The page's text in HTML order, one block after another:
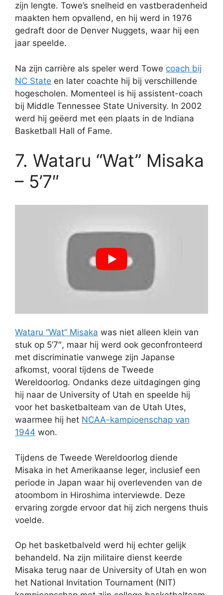
zijn lengte. Towe’s snelheid en vastberadenheid
maakten hem opvallend, en hij werd in 1976
gedraft door de Denver Nuggets, waar hij een
jaar speelde.
Na zijn carrière als speler werd Towe coach bij
NC State en later coachte hij bij verschillende
hogescholen. Momenteel is hij assistent-coach
bij Middle Tennessee State University. In 2002
werd hij geëerd met een plaats in de Indiana
Basketball Hall of Fame.
7. Wataru “Wat” Misaka
– 5’7″
Wataru “Wat” Misaka was niet alleen klein van
stuk op 5’7″, maar hij werd ook geconfronteerd
met discriminatie vanwege zijn Japanse
afkomst, vooral tijdens de Tweede
Wereldoorlog. Ondanks deze uitdagingen ging
hij naar de University of Utah en speelde hij
voor het basketbalteam van de Utah Utes,
waarmee hij het NCAA-kampioenschap van
1944 won.
Tijdens de Tweede Wereldoorlog diende
Misaka in het Amerikaanse leger, inclusief een
periode in Japan waar hij overlevenden van de
atoombom in Hiroshima interviewde. Deze
ervaring zorgde ervoor dat hij zich nergens thuis
voelde.
Op het basketbalveld werd hij echter gelijk
behandeld. Na zijn militaire dienst keerde
Misaka terug naar de University of Utah en won
het National Invitation Tournament (NIT)